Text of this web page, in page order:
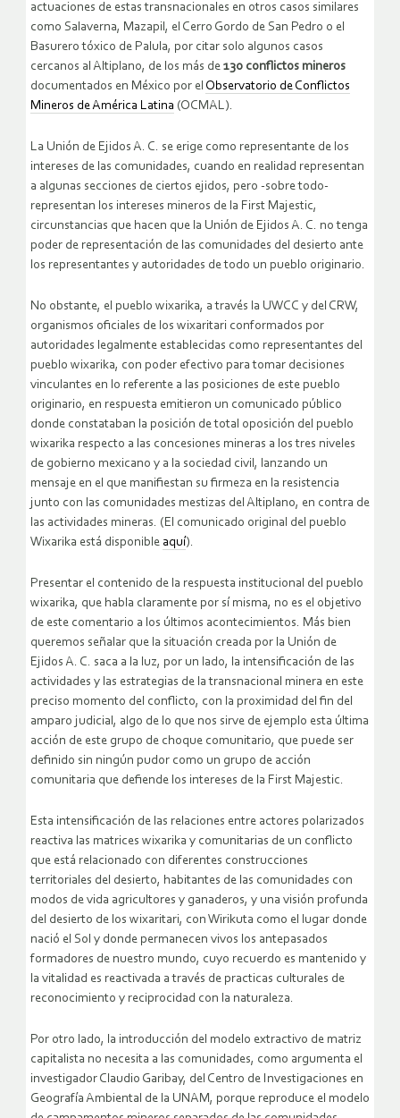
actuaciones de estas transnacionales en otros casos similares
como Salaverna, Mazapil, el Cerro Gordo de San Pedro o el
Basurero tóxico de Palula, por citar solo algunos casos
cercanos al Altiplano, de los más de 130 conflictos mineros
documentados en México por el Observatorio de Conflictos
Mineros de América Latina (OCMAL).
La Unión de Ejidos A. C. se erige como representante de los
intereses de las comunidades, cuando en realidad representan
a algunas secciones de ciertos ejidos, pero -sobre todo-
representan los intereses mineros de la First Majestic,
circunstancias que hacen que la Unión de Ejidos A. C. no tenga
poder de representación de las comunidades del desierto ante
los representantes y autoridades de todo un pueblo originario.
No obstante, el pueblo wixarika, a través la UWCC y del CRW,
organismos oficiales de los wixaritari conformados por
autoridades legalmente establecidas como representantes del
pueblo wixarika, con poder efectivo para tomar decisiones
vinculantes en lo referente a las posiciones de este pueblo
originario, en respuesta emitieron un comunicado público
donde constataban la posición de total oposición del pueblo
wixarika respecto a las concesiones mineras a los tres niveles
de gobierno mexicano y a la sociedad civil, lanzando un
mensaje en el que manifiestan su firmeza en la resistencia
junto con las comunidades mestizas del Altiplano, en contra de
las actividades mineras. (El comunicado original del pueblo
Wixarika está disponible aquí).
Presentar el contenido de la respuesta institucional del pueblo
wixarika, que habla claramente por sí misma, no es el objetivo
de este comentario a los últimos acontecimientos. Más bien
queremos señalar que la situación creada por la Unión de
Ejidos A. C. saca a la luz, por un lado, la intensificación de las
actividades y las estrategias de la transnacional minera en este
preciso momento del conflicto, con la proximidad del fin del
amparo judicial, algo de lo que nos sirve de ejemplo esta última
acción de este grupo de choque comunitario, que puede ser
definido sin ningún pudor como un grupo de acción
comunitaria que defiende los intereses de la First Majestic.
Esta intensificación de las relaciones entre actores polarizados
reactiva las matrices wixarika y comunitarias de un conflicto
que está relacionado con diferentes construcciones
territoriales del desierto, habitantes de las comunidades con
modos de vida agricultores y ganaderos, y una visión profunda
del desierto de los wixaritari, con Wirikuta como el lugar donde
nació el Sol y donde permanecen vivos los antepasados
formadores de nuestro mundo, cuyo recuerdo es mantenido y
la vitalidad es reactivada a través de practicas culturales de
reconocimiento y reciprocidad con la naturaleza.
Por otro lado, la introducción del modelo extractivo de matriz
capitalista no necesita a las comunidades, como argumenta el
investigador Claudio Garibay, del Centro de Investigaciones en
Geografía Ambiental de la UNAM, porque reproduce el modelo